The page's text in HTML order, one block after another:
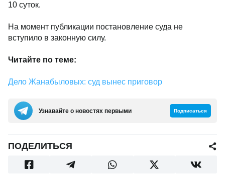
10 суток.
На момент публикации постановление суда не
вступило в законную силу.
Читайте по теме:
Дело Жанабыловых: суд вынес приговор
Узнавайте о новостях первыми Подписаться
ПОДЕЛИТЬСЯ